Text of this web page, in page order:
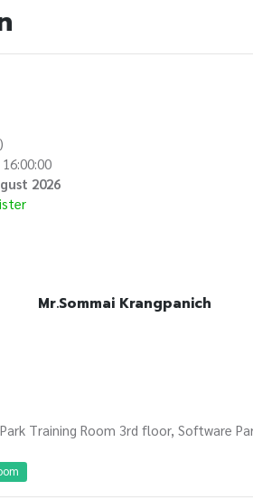
2026
Mr.Sommai Krangpanich
Training Room 3rd floor, Software